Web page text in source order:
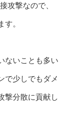
攻撃なので、
。
ないことも多い
で少しでもダメ
撃分散に貢献し